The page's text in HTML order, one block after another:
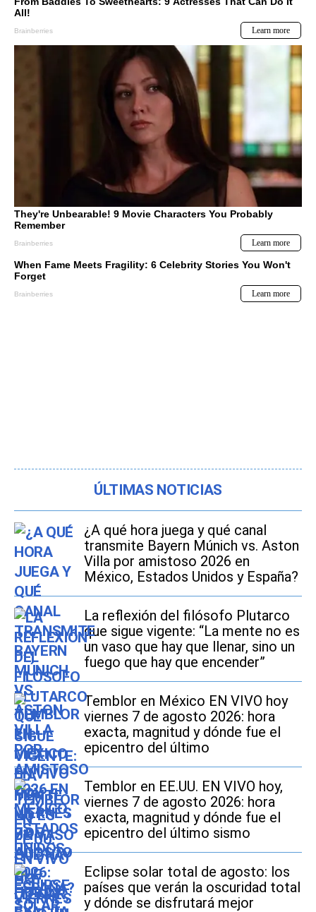
ÚLTIMAS NOTICIAS
¿A qué hora juega y qué canal
transmite Bayern Múnich vs. Aston
Villa por amistoso 2026 en
México, Estados Unidos y España?
La reflexión del filósofo Plutarco
que sigue vigente: “La mente no es
un vaso que hay que llenar, sino un
fuego que hay que encender”
Temblor en México EN VIVO hoy
viernes 7 de agosto 2026: hora
exacta, magnitud y dónde fue el
epicentro del último
Temblor en EE.UU. EN VIVO hoy,
viernes 7 de agosto 2026: hora
exacta, magnitud y dónde fue el
epicentro del último sismo
Eclipse solar total de agosto: los
países que verán la oscuridad total
y dónde se disfrutará mejor